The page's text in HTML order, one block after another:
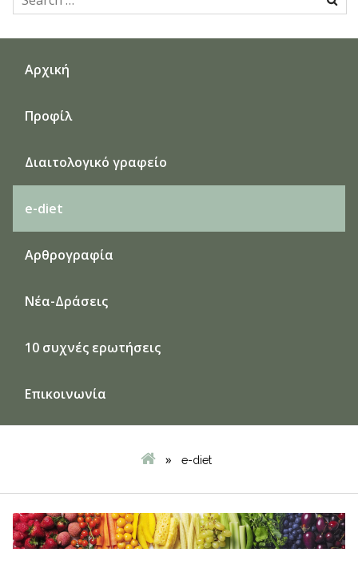
for:
Αρχική
Προφίλ
Διαιτολογικό γραφείο
e-diet
Αρθρογραφία
Νέα-Δράσεις
10 συχνές ερωτήσεις
Επικοινωνία
» e-diet